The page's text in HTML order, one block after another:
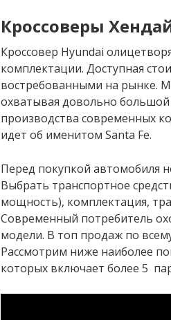
Кроссоверы
Кроссовер Hyundai
комплектации. Доступная
востребованными на рынке.
охватывая довольно
производства современных
идет об именитом Santa Fe.
Перед покупкой автомобиля
Выбрать транспортное
мощность), комплектация,
Современный потребитель
модели. В топ продаж по
Рассмотрим ниже наиболее
которых включает более 5